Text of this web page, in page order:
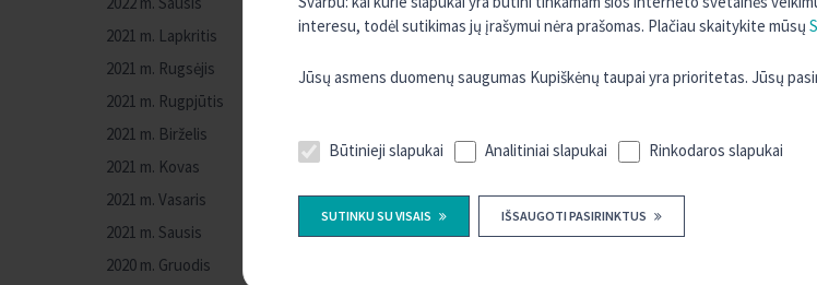
interesu, todėl sutikimas jų įrašymui nėra prašomas. Plačiau skaitykite mūsų
Jūsų asmens duomenų saugumas Kupiškėnų taupai yra prioritetas. Jūsų
Būtinieji slapukai Analitiniai slapukai Rinkodaros slapukai
SUTINKU SU VISAIS IŠSAUGOTI PASIRINKTUS
2021 m. Lapkritis
2021 m. Rugsėjis
2021 m. Rugpjūtis
2021 m. Birželis
2021 m. Kovas
2021 m. Vasaris
2021 m. Sausis
2020 m. Gruodis